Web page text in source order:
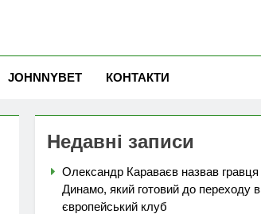
JOHNNYBET КОНТАКТИ
Недавні записи
Олександр Караваєв назвав гравця
Динамо, який готовий до переходу в
європейський клуб